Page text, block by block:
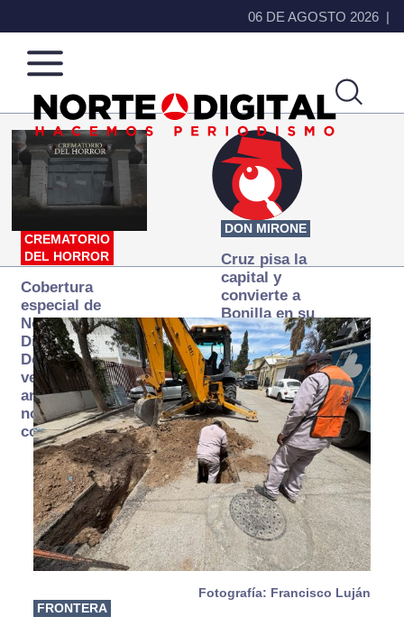
06 DE AGOSTO 2026
Norte
de
Ciudad
Más
que
noticias,
hacemos periodismo
CREMATORIO
DEL HORROR
Cobertura
especial de
Norte
Digital:
Donde la
verdad
arde… pero
no se
consume
DON MIRONE
Cruz pisa la
capital y
convierte a
Bonilla en su
primer blanco
Fotografía: Francisco Luján
FRONTERA